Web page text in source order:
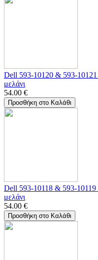
Dell 593-10120 & 593-
μελάνι
54.00 €
Προσθήκη στο Καλάθι
Dell 593-10118 & 593-
μελάνι
54.00 €
Προσθήκη στο Καλάθι